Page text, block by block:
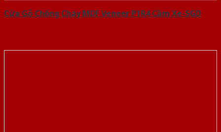
Cửa Gỗ Chống Cháy MDF Veneer P1R4 Căm Xe-SGD